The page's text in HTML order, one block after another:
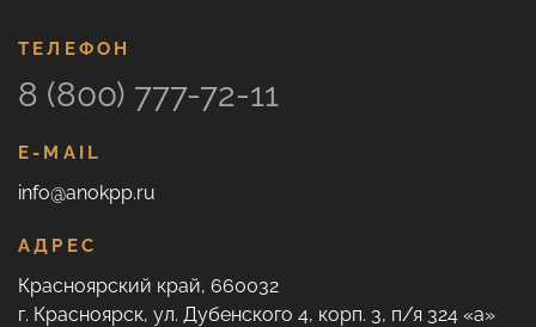
ТЕЛЕФОН
8 (800) 777-72-11
E-MAIL
info@anokpp.ru
АДРЕС
Красноярский край, 660032
г. Красноярск, ул. Дубенского 4, корп. 3, п/я 324 «а»